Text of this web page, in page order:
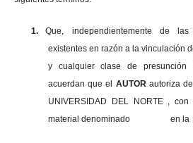
1.
Que, independientemente de las
existentes en razón a la vinculación
y cualquier clase de presunción
acuerdan que el AUTOR autoriza
UNIVERSIDAD DEL NORTE ,
material denominado en la